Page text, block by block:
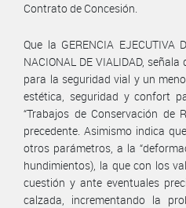
Contrato de Concesión.
Que la GERENCIA EJECUTIVA
NACIONAL DE VIALIDAD,
para la seguridad vial y un
estética, seguridad y confort
“Trabajos de Conservación de
precedente. Asimismo indica
otros parámetros, a la
hundimientos), la que con los
cuestión y ante eventuales
calzada, incrementando la